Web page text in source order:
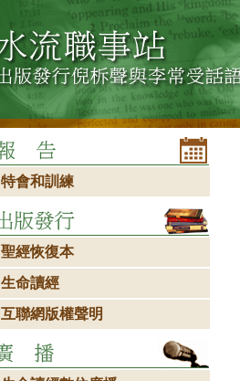
特會和訓練
聖經恢復本
生命讀經
互聯網版權聲明